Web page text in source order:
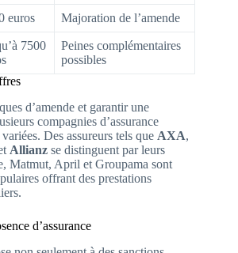
euros Majoration de l’amende
7500
Peines complémentaires
possibles
d’amende et garantir une
compagnies d’assurance
Des assureurs tels que AXA,
Allianz se distinguent par leurs
Matmut, April et Groupama sont
offrant des prestations
d’assurance